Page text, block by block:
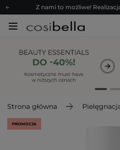
Z nami to możliwe!
Poleć nas i zyskaj
Bezpłatne konsultacje
Z nami to możliwe!
Poleć nas i zyskaj
Zapisz się na
Strona główna
PROMOCJA